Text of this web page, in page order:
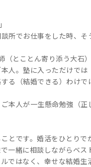
所でお仕事をした時、そ
（とことん寄り添う大石
人。塾に入っただけでは
る（結婚できる）わけで
本人が一生懸命勉強（正
とです。婚活をひとりで
一緒に相談しながらベス
ではなく、幸せな結婚生